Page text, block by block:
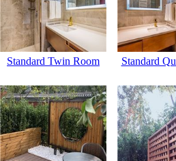
Standard Twin Room Standard